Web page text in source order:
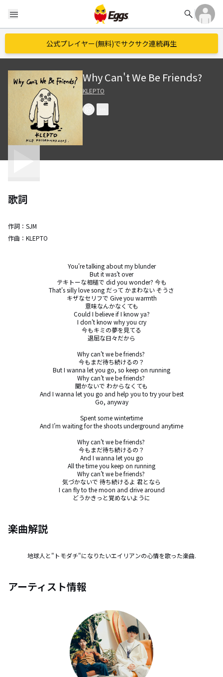
menu search
公式プレイヤー(無料)でサクサク連続再生
Why Can't We Be Friends?
KLEPTO
歌詞
作詞： SJM
作曲： KLEPTO
You're talking about my blunder
But it was’t over
テキトーな相槌で did you wonder? 今も
That's silly love song だって かまわない そうさ
キザなセリフで Give you warmth
意味なんかなくても
Could I believe if I know ya?
I don't know why you cry
今もキミの夢を見てる
退屈な日々だから
Why can't we be friends?
今もまだ待ち続けるの？
But I wanna let you go, so keep on running
Why can’t we be friends?
聞かないで わからなくても
And I wanna let you go and help you to try your best
Go, anyway
Spent some wintertime
And I’m waiting for the shoots underground anytime
Why can't we be friends?
今もまだ待ち続けるの？
And I wanna let you go
All the time you keep on running
Why can’t we be friends?
気づかないで 待ち続けるよ 君となら
I can fly to the moon and drive around
どうかきっと覚めないように
楽曲解説
地球人と"トモダチ"になりたいエイリアンの心情を歌った楽曲.
アーティスト情報